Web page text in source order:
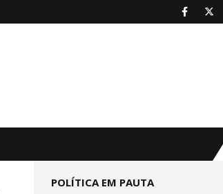
POLÍTICA EM PAUTA